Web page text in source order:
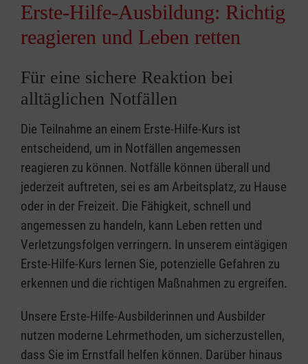
Erste-Hilfe-Ausbildung: Richtig
reagieren und Leben retten
Für eine sichere Reaktion bei
alltäglichen Notfällen
Die Teilnahme an einem Erste-Hilfe-Kurs ist
entscheidend, um in Notfällen angemessen
reagieren zu können. Notfälle können überall und
jederzeit auftreten, sei es am Arbeitsplatz, zu Hause
oder in der Freizeit. Die Fähigkeit, schnell und
angemessen zu handeln, kann Leben retten und
Verletzungsfolgen verringern. In unserem eintägigen
Erste-Hilfe-Kurs lernen Sie, potenzielle Gefahren zu
erkennen und die richtigen Maßnahmen zu ergreifen.
Unsere Erste-Hilfe-Ausbilderinnen und Ausbilder
nutzen moderne Lehrmethoden, um sicherzustellen,
dass Sie im Ernstfall helfen können. Darüber hinaus